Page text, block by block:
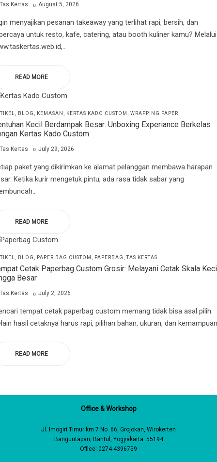
Tas Kertas
Posted
August 5, 2026
menyajikan pesanan takeaway yang terlihat rapi, bersih, dan
untuk resto, kafe, catering, atau booth kuliner kamu? Melalui
READ MORE
BLOG KEMASAN KERTAS KADO CUSTOM WRAPPING PAPER
Kecil Berdampak Besar: Unboxing Experiance Berkelas
Kertas Kado Custom
Tas Kertas
Posted
July 29, 2026
paket yang dikirimkan ke alamat pelanggan membawa harapan
Ketika kurir mengetuk pintu, ada rasa tidak sabar yang
READ MORE
BLOG PAPER BAG CUSTOM PAPERBAG TAS KERTAS
Cetak Paperbag Custom Grosir: Melayani Cetak Skala
Besar
Tas Kertas
Posted
July 2, 2026
tempat cetak paperbag custom memang tidak bisa asal pilih.
hasil cetaknya harus rapi, pilihan bahan, ukuran, dan
READ MORE
Office & Workshop
Jl. Imogiri Timur km 7 No. 66, Grojokan, Wirokerten
Banguntapan, Bantul, Yogyakarta. 55194
Office: 0274-4396759